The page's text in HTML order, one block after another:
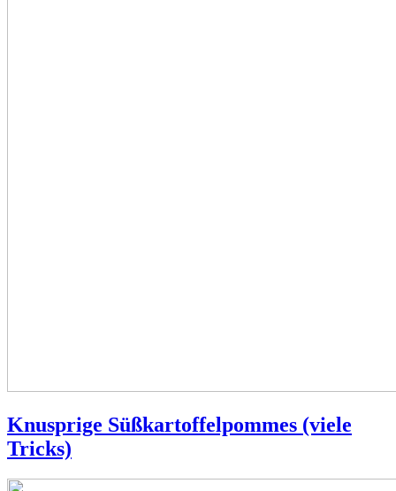
Knusprige Süßkartoffelpommes (viele
Tricks)